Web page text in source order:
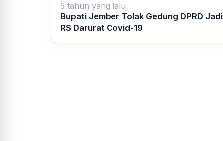
5 tahun yang lalu
Bupati Jember Tolak Gedung DPRD Jadi
RS Darurat Covid-19